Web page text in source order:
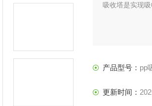
吸收塔是实现
产品型号： pp
更新时间：